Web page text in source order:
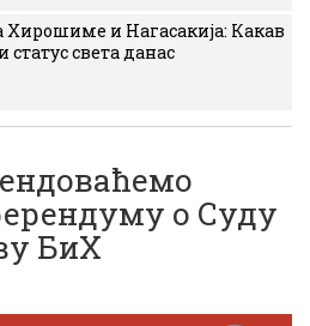
и Нагасакија: Какав
статус света данас
о Суду
БиХ